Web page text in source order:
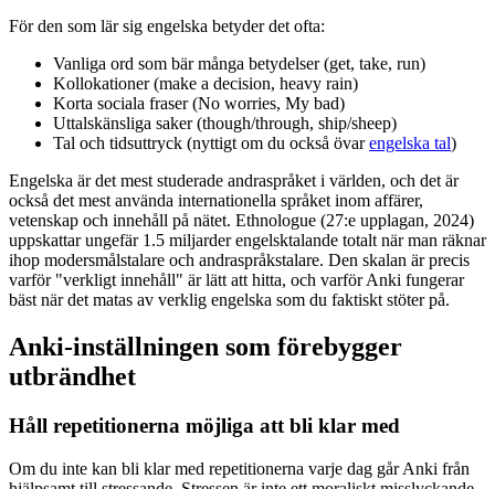
För den som lär sig engelska betyder det ofta:
Vanliga ord som bär många betydelser (get, take, run)
Kollokationer (make a decision, heavy rain)
Korta sociala fraser (No worries, My bad)
Uttalskänsliga saker (though/through, ship/sheep)
Tal och tidsuttryck (nyttigt om du också övarengelska tal)
Engelska är det mest studerade andraspråket i världen, och det är
också det mest använda internationella språket inom affärer,
vetenskap och innehåll på nätet. Ethnologue (27:e upplagan, 2024)
uppskattar ungefär 1.5 miljarder engelsktalande totalt när man räknar
ihop modersmålstalare och andraspråkstalare. Den skalan är precis
varför "verkligt innehåll" är lätt att hitta, och varför Anki fungerar
bäst när det matas av verklig engelska som du faktiskt stöter på.
Anki-inställningen som förebygger
utbrändhet
Håll repetitionerna möjliga att bli klar med
Om du inte kan bli klar med repetitionerna varje dag går Anki från